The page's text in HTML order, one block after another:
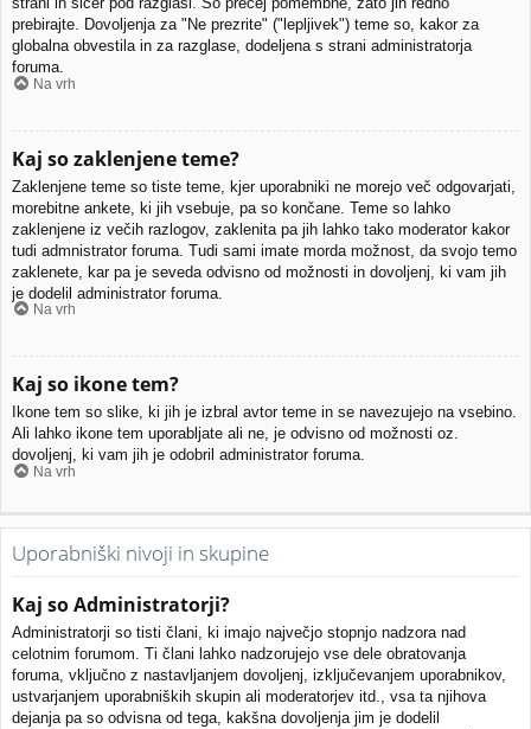
prebirajte. Dovoljenja za "Ne prezrite" ("lepljivek") teme so, kakor za
globalna obvestila in za razglase, dodeljena s strani administratorja
foruma.
Na vrh
Kaj so zaklenjene teme?
Zaklenjene teme so tiste teme, kjer uporabniki ne morejo več odgovarjati,
morebitne ankete, ki jih vsebuje, pa so končane. Teme so lahko
zaklenjene iz večih razlogov, zaklenita pa jih lahko tako moderator kakor
tudi admnistrator foruma. Tudi sami imate morda možnost, da svojo temo
zaklenete, kar pa je seveda odvisno od možnosti in dovoljenj, ki vam jih
je dodelil administrator foruma.
Na vrh
Kaj so ikone tem?
Ikone tem so slike, ki jih je izbral avtor teme in se navezujejo na vsebino.
Ali lahko ikone tem uporabljate ali ne, je odvisno od možnosti oz.
dovoljenj, ki vam jih je odobril administrator foruma.
Na vrh
Uporabniški nivoji in skupine
Kaj so Administratorji?
Administratorji so tisti člani, ki imajo največjo stopnjo nadzora nad
celotnim forumom. Ti člani lahko nadzorujejo vse dele obratovanja
foruma, vključno z nastavljanjem dovoljenj, izključevanjem uporabnikov,
ustvarjanjem uporabniških skupin ali moderatorjev itd., vsa ta njihova
dejanja pa so odvisna od tega, kakšna dovoljenja jim je dodelil